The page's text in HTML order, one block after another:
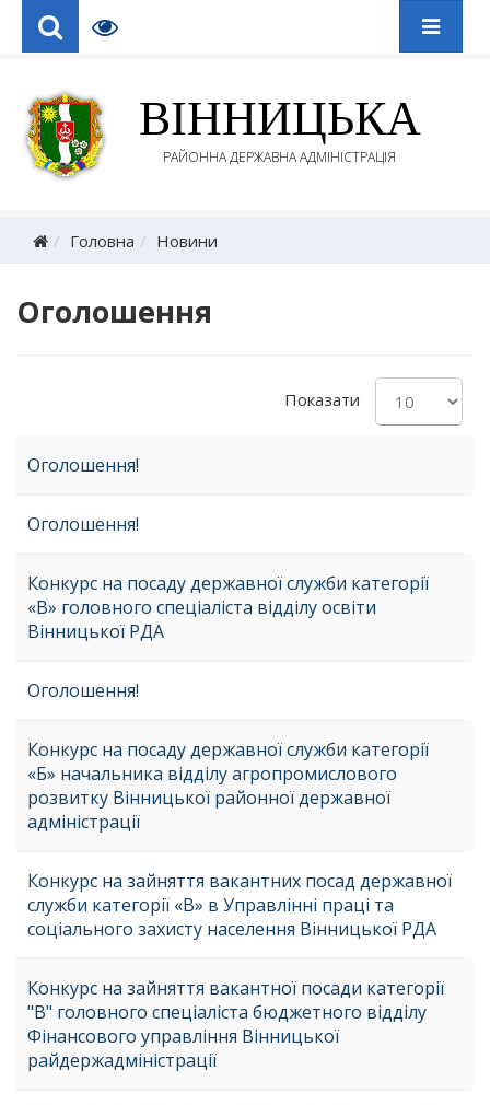
ВІННИЦЬКА
РАЙОННА ДЕРЖАВНА АДМІНІСТРАЦІЯ
Головна Новини
Оголошення
Показати
Оголошення!
Оголошення!
Конкурс на посаду державної служби категорії
«В» головного спеціаліста відділу освіти
Вінницької РДА
Оголошення!
Конкурс на посаду державної служби категорії
«Б» начальника відділу агропромислового
розвитку Вінницької районної державної
адміністрації
Конкурс на зайняття вакантних посад державної
служби категорії «В» в Управлінні праці та
соціального захисту населення Вінницької РДА
Конкурс на зайняття вакантної посади категорії
"В" головного спеціаліста бюджетного відділу
Фінансового управління Вінницької
райдержадміністрації